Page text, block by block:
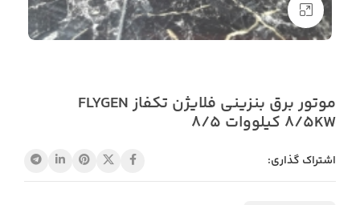
بزرگنمایی تصویر
موتور برق بنزینی فلایژن تکفاز FLYGEN
8/5KW کیلووات 8/5
اشتراک گذاری: